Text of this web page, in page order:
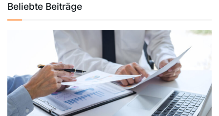
Beliebte Beiträge